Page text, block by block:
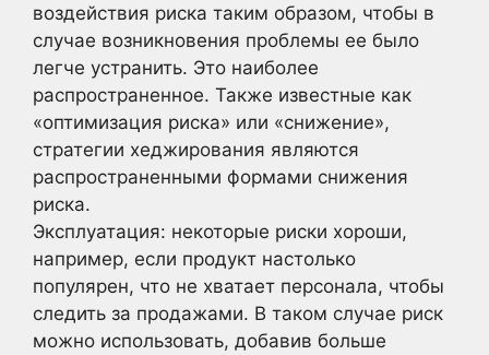
воздействия риска таким образом, чтобы в
случае возникновения проблемы ее было
легче устранить. Это наиболее
распространенное. Также известные как
«оптимизация риска» или «снижение»,
стратегии хеджирования являются
распространенными формами снижения
риска.
Эксплуатация: некоторые риски хороши,
например, если продукт настолько
популярен, что не хватает персонала, чтобы
следить за продажами. В таком случае риск
можно использовать, добавив больше